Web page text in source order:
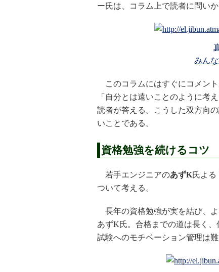
ー氏は、コラム上で読者に問いか
みん
このコラムにはすぐにコメント
「自分とは遠いことのように考
読者が答える。こうした双方向
いことである。
資格勉強を続けるコツ
若手エンジニアのあずK氏よる
ついて考える。
長年の資格勉強が実を結び、
あずK氏。合格までの道は長く
試験へのモチベーション管理は